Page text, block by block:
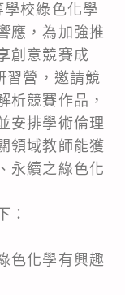
校綠色化學
應，為加強推
創意競賽成
習營，邀請競
析競賽作品，
安排學術倫理
領域教師能獲
永續之綠色化
：
色化學有興趣